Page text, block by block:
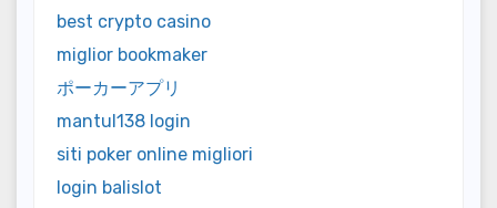
best crypto casino
miglior bookmaker
ポーカーアプリ
mantul138 login
siti poker online migliori
login balislot